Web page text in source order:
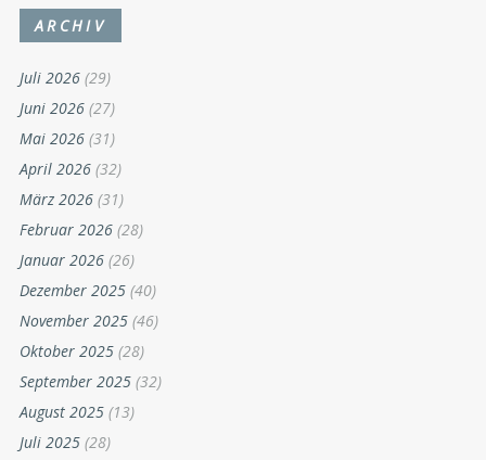
ARCHIV
Juli 2026 (29)
Juni 2026 (27)
Mai 2026 (31)
April 2026 (32)
März 2026 (31)
Februar 2026 (28)
Januar 2026 (26)
Dezember 2025 (40)
November 2025 (46)
Oktober 2025 (28)
September 2025 (32)
August 2025 (13)
Juli 2025 (28)